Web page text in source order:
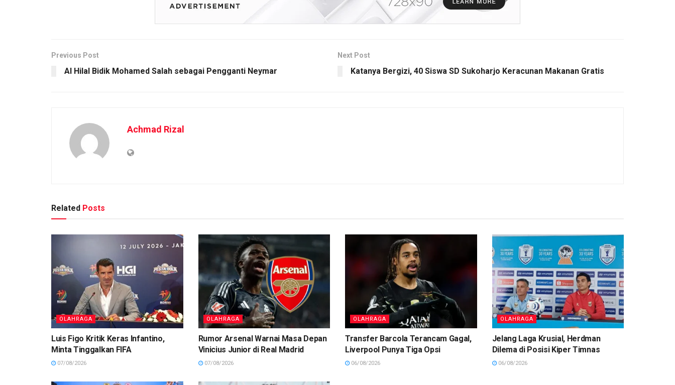
Previous Post
Al Hilal Bidik Mohamed Salah sebagai Pengganti Neymar
Next Post
Katanya Bergizi, 40 Siswa SD Sukoharjo Keracunan Makanan Gratis
Achmad Rizal
Related Posts
OLAHRAGA
Luis Figo Kritik Keras Infantino,
Minta Tinggalkan FIFA
07/08/2026
OLAHRAGA
Rumor Arsenal Warnai Masa Depan
Vinicius Junior di Real Madrid
07/08/2026
OLAHRAGA
Transfer Barcola Terancam Gagal,
Liverpool Punya Tiga Opsi
06/08/2026
OLAHRAGA
Jelang Laga Krusial, Herdman
Dilema di Posisi Kiper Timnas
06/08/2026